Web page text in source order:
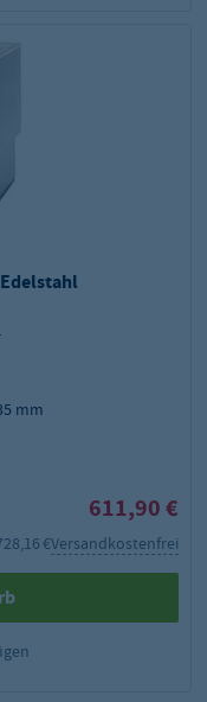
mm
611,90 €
€Versandkostenfrei